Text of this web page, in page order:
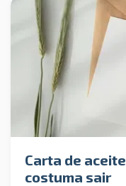
Carta de
costuma sair